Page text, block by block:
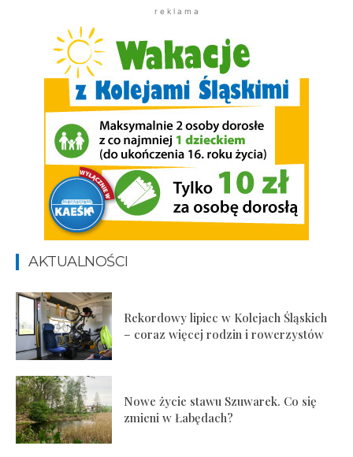
r e k l a m a
AKTUALNOŚCI
Rekordowy lipiec w Kolejach Śląskich
– coraz więcej rodzin i rowerzystów
Nowe życie stawu Szuwarek. Co się
zmieni w Łabędach?